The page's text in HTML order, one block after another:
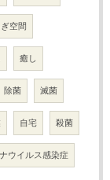
空間
癒し
除菌 滅菌
自宅 殺菌
ウイルス感染症